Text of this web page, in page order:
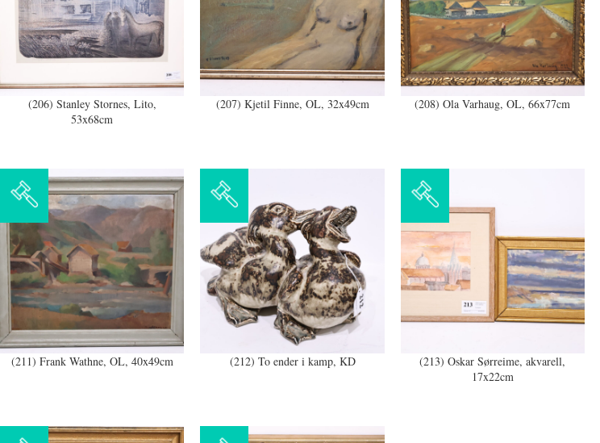
(206) Stanley Stornes, Lito,
53x68cm
(207) Kjetil Finne, OL, 32x49cm (208) Ola Varhaug, OL, 66x77cm
(211) Frank Wathne, OL, 40x49cm (212) To ender i kamp, KD
(213) Oskar Sørreime, akvarell,
17x22cm